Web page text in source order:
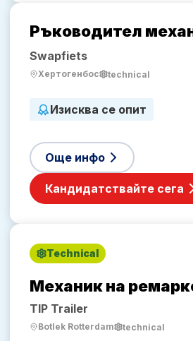
Ръководител
Swapfiets
Хертогенбос technical
Изисква се опит
Още инфо
Кандидатствайте сега
Technical
Механик на
TIP Trailer
Botlek Rotterdam technical